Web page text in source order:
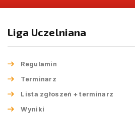
Liga Uczelniana
Regulamin
Terminarz
Lista zgłoszeń + terminarz
Wyniki